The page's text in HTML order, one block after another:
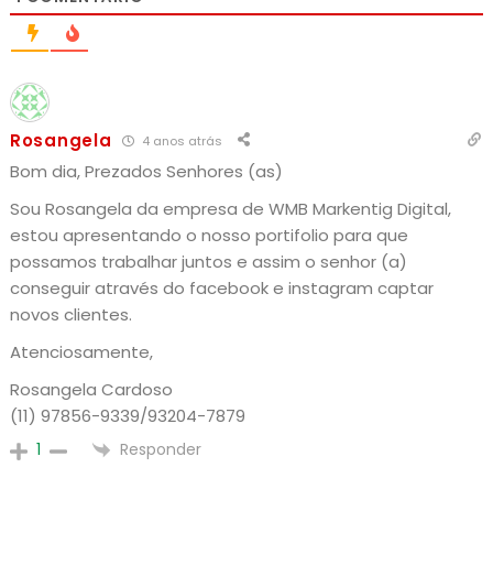
Rosangela 4 anos atrás
Bom dia, Prezados Senhores (as)
Sou Rosangela da empresa de WMB Markentig Digital,
estou apresentando o nosso portifolio para que
possamos trabalhar juntos e assim o senhor (a)
conseguir através do facebook e instagram captar
novos clientes.
Atenciosamente,
Rosangela Cardoso
(11) 97856-9339/93204-7879
1 Responder